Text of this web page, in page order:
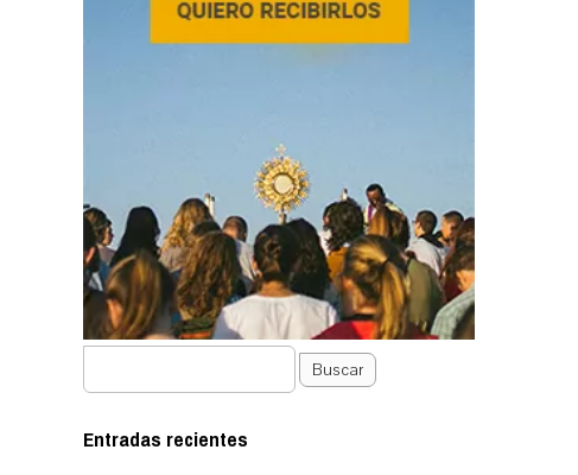
Buscar
Entradas recientes